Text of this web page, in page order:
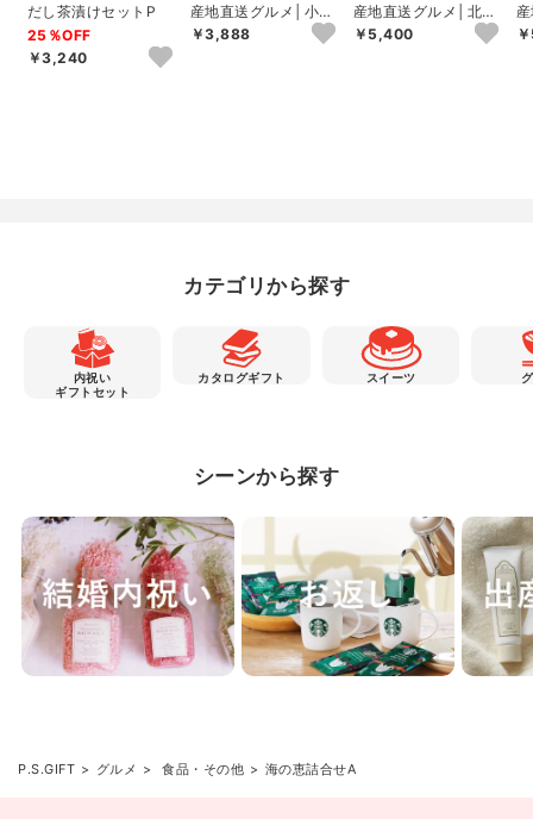
だし茶漬けセットP
25％OFF
￥3,240
産地直送グルメ│小川
の庄 農家の味自慢詰
合せ
￥3,888
産地直送グルメ│北海
道産帆立グラタン･デ
ミグラスチーズ焼...
￥5,400
カテゴリから探す
内祝い
ギフトセット
カタログギフト スイーツ
シーンから探す
P.S.GIFT グルメ 食品・その他 海の恵詰合せA